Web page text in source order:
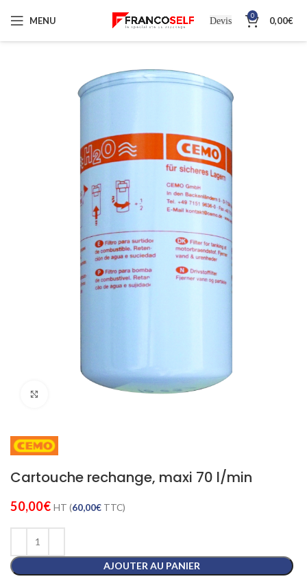
MENU Devis 0 0,00€
Cliquez pour agrandir
Cartouche rechange, maxi 70 l/min
50,00€ HT (60,00€ TTC)
AJOUTER AU PANIER